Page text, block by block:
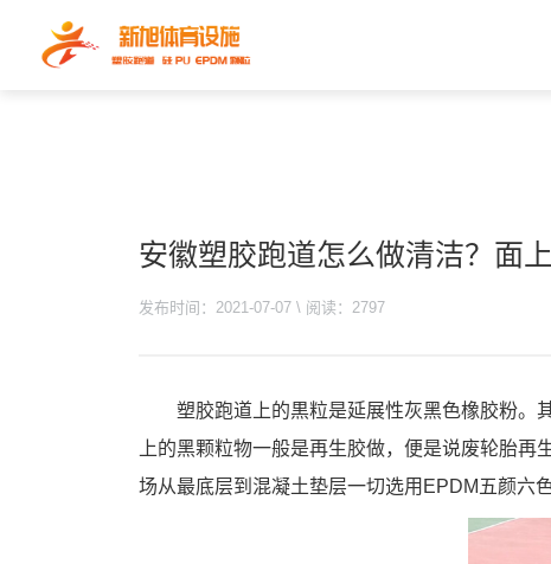
安徽塑胶跑道怎么做清洁？面
发布时间：2021-07-07 \ 阅读：2797
塑胶跑道上的黒粒是延展性灰黑色橡胶粉。
上的黑颗粒物一般是再生胶做，便是说废轮胎
场从最底层到混凝土垫层一切选用EPDM五颜六